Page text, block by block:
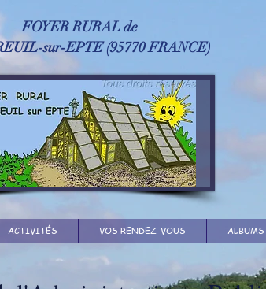
FOYER RURAL de
sur-EPTE ​(95770 FRANCE)
ACTIVITÉS VOS RENDEZ-VOUS ALBUMS